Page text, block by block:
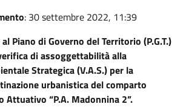
: 30 settembre 2022, 11:39
Piano di Governo del Territorio (P.G.T.)
di assoggettabilità alla
Strategica (V.A.S.) per la
urbanistica del comparto
Attuativo “P.A. Madonnina 2”.